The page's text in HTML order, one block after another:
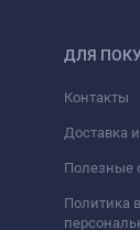
ДЛЯ
Контакты
Доставка
Полезные
Политика